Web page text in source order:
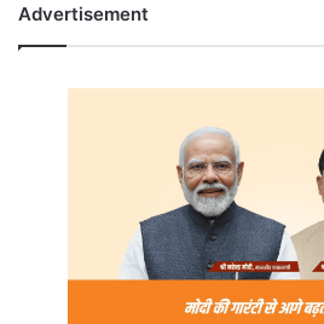
Advertisement